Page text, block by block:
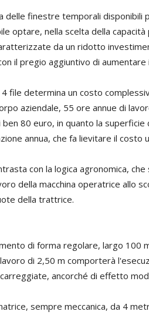
delle finestre temporali disponibili
optare, nella scelta della
da un ridotto
il pregio aggiuntivo di aumentare
4 file determina un costo
aziendale, 55 ore annue di
80 euro, in quanto la
annua, che fa lievitare il costo
con la logica agronomica,
della macchina operatrice allo
della trattrice.
di forma regolare, largo 100
di 2,50 m comporterà
ancorché di effetto
sempre meccanica, da 4